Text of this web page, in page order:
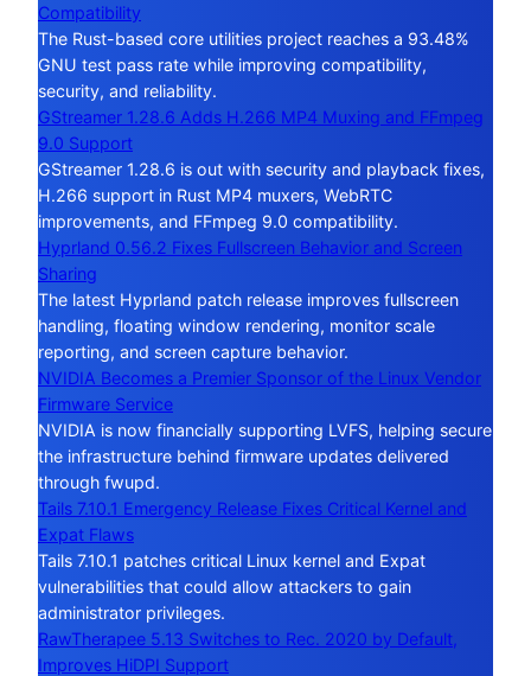
Compatibility
The Rust-based core utilities project reaches a 93.48%
GNU test pass rate while improving compatibility,
security, and reliability.
GStreamer 1.28.6 Adds H.266 MP4 Muxing and FFmpeg
9.0 Support
GStreamer 1.28.6 is out with security and playback fixes,
H.266 support in Rust MP4 muxers, WebRTC
improvements, and FFmpeg 9.0 compatibility.
Hyprland 0.56.2 Fixes Fullscreen Behavior and Screen
Sharing
The latest Hyprland patch release improves fullscreen
handling, floating window rendering, monitor scale
reporting, and screen capture behavior.
NVIDIA Becomes a Premier Sponsor of the Linux Vendor
Firmware Service
NVIDIA is now financially supporting LVFS, helping secure
the infrastructure behind firmware updates delivered
through fwupd.
Tails 7.10.1 Emergency Release Fixes Critical Kernel and
Expat Flaws
Tails 7.10.1 patches critical Linux kernel and Expat
vulnerabilities that could allow attackers to gain
administrator privileges.
RawTherapee 5.13 Switches to Rec. 2020 by Default,
Improves HiDPI Support